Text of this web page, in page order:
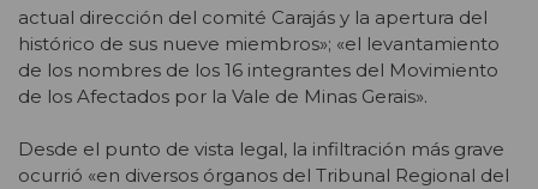
actual dirección del comité Carajás y la apertura del
histórico de sus nueve miembros»; «el levantamiento
de los nombres de los 16 integrantes del Movimiento
de los Afectados por la Vale de Minas Gerais».
Desde el punto de vista legal, la infiltración más grave
ocurrió «en diversos órganos del Tribunal Regional del